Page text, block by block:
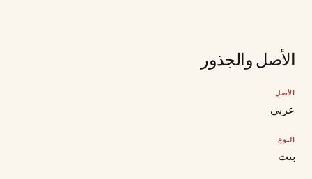
الأصل والجذور
الأصل
عربي
النوع
بنت